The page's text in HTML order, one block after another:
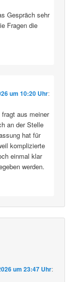
Gespräch sehr
Fragen die
um 10:20 Uhr:
aus meiner
an der Stelle
hat für
komplizierte
einmal klar
werden.
um 23:47 Uhr: